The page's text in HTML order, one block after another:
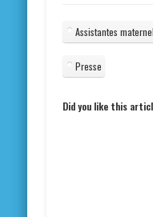
Assistantes
Presse
Did you like this